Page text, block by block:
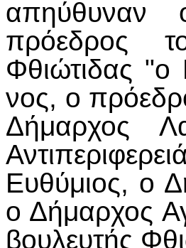
απηύθυναν
πρόεδρος
Φθιώτιδας
νος, ο
Δήμαρχος
Ευθύμιος, ο
ο Δήμαρχος
βουλευτής